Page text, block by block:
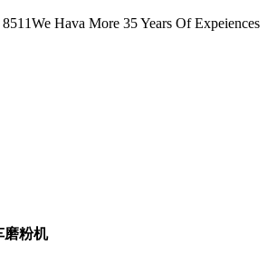
We Hava More 35 Years Of Expeiences
磨粉机